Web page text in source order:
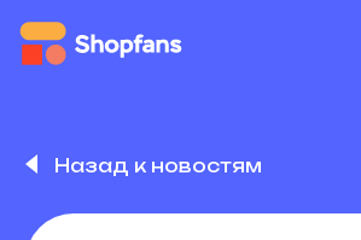
Назад к новостям